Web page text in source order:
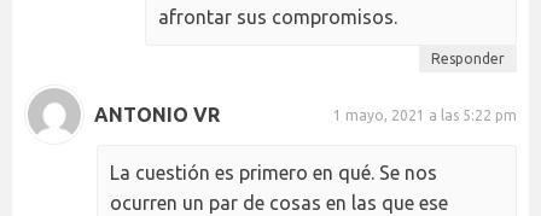
afrontar sus compromisos.
Responder
ANTONIO VR 1 mayo, 2021 a las 5:22 pm
La cuestión es primero en qué. Se nos
ocurren un par de cosas en las que ese